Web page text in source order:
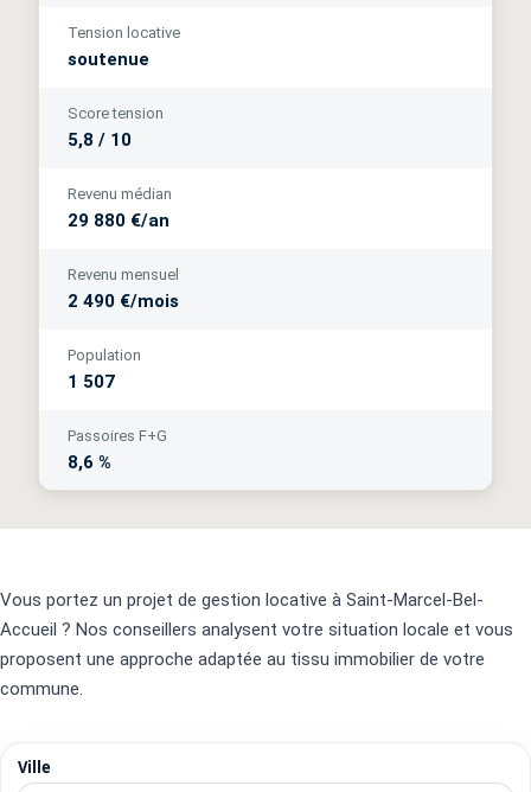
Tension locative
soutenue
Score tension
5,8 / 10
Revenu médian
29 880 €/an
Revenu mensuel
2 490 €/mois
Population
1 507
Passoires F+G
8,6 %
Vous portez un projet de gestion locative à Saint-Marcel-Bel-
Accueil ? Nos conseillers analysent votre situation locale et vous
proposent une approche adaptée au tissu immobilier de votre
commune.
Ville